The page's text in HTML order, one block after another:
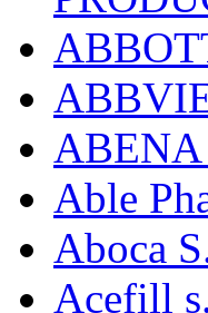
ABENA
Able
Aboca
Acefill